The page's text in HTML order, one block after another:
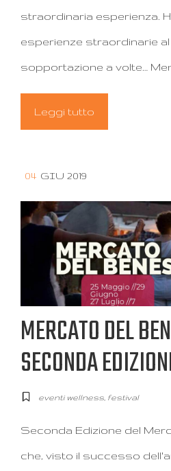
straordinaria esperienza.
esperienze straordinarie al
sopportazione a volte…
Leggi tutto
04 GIU 2019
MERCATO DEL
SECONDA
eventi wellness, festival
Seconda Edizione del
che, visto il successo